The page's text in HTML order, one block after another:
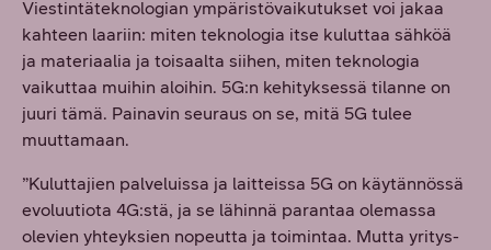
Viestintäteknologian ympäristövaikutukset voi jakaa
kahteen laariin: miten teknologia itse kuluttaa sähköä
ja materiaalia ja toisaalta siihen, miten teknologia
vaikuttaa muihin aloihin. 5G:n kehityksessä tilanne on
juuri tämä. Painavin seuraus on se, mitä 5G tulee
muuttamaan.
”Kuluttajien palveluissa ja laitteissa 5G on käytännössä
evoluutiota 4G:stä, ja se lähinnä parantaa olemassa
olevien yhteyksien nopeutta ja toimintaa. Mutta yritys-